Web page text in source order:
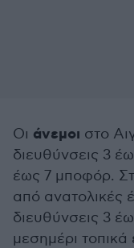
Οι άνεμοι στο
διευθύνσεις 3
έως 7 μποφόρ.
από ανατολικές
διευθύνσεις 3
μεσημέρι